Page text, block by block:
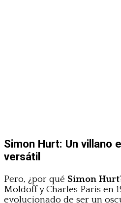
Simon Hurt: Un villano
versátil
Pero, ¿por qué Simon Hurt
Moldoff y Charles Paris en
evolucionado de ser un